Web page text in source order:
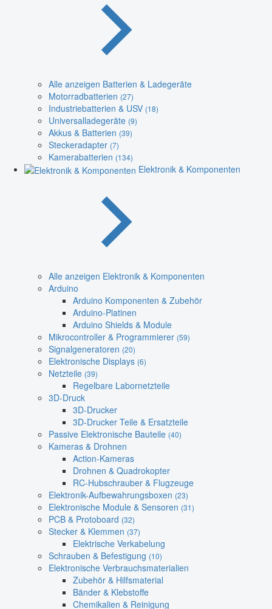
Alle anzeigen Batterien & Ladegeräte
Motorradbatterien (27)
Industriebatterien & USV (18)
Universalladegeräte (9)
Akkus & Batterien (39)
Steckeradapter (7)
Kamerabatterien (134)
Elektronik & Komponenten
Alle anzeigen Elektronik & Komponenten
Arduino
Arduino Komponenten & Zubehör
Arduino-Platinen
Arduino Shields & Module
Mikrocontroller & Programmierer (59)
Signalgeneratoren (20)
Elektronische Displays (6)
Netzteile (39)
Regelbare Labornetzteile
3D-Druck
3D-Drucker
3D-Drucker Teile & Ersatzteile
Passive Elektronische Bauteile (40)
Kameras & Drohnen
Action-Kameras
Drohnen & Quadrokopter
RC-Hubschrauber & Flugzeuge
Elektronik-Aufbewahrungsboxen (23)
Elektronische Module & Sensoren (31)
PCB & Protoboard (32)
Stecker & Klemmen (37)
Elektrische Verkabelung
Schrauben & Befestigung (10)
Elektronische Verbrauchsmaterialien
Zubehör & Hilfsmaterial
Bänder & Klebstoffe
Chemikalien & Reinigung